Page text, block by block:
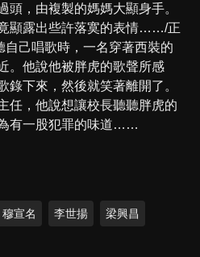
頭，由複製的媽媽大顯身手。
顯露出些許落寞的表情……/正
己唱歌時，一名穿著西裝的
。他說他被胖虎的歌聲所感
錄下來，然後就笑著離開了。
任，他說想讓校長聽聽胖虎的
有一股犯罪的味道……
穆宣名 李世揚 梁興昌